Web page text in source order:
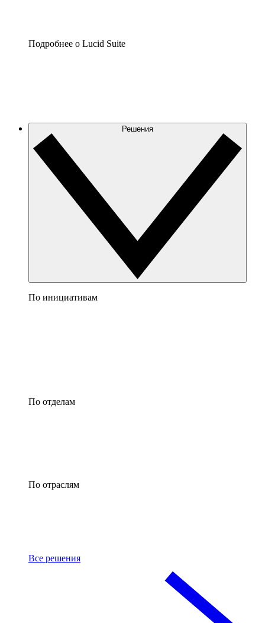
Подробнее о Lucid Suite
Решения
По инициативам
По отделам
По отраслям
Все решения